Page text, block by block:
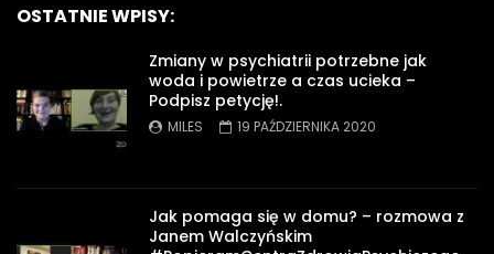
OSTATNIE WPISY:
Zmiany w psychiatrii potrzebne jak
woda i powietrze a czas ucieka –
Podpisz petycję!.
MILES 19 PAŹDZIERNIKA 2020
Jak pomaga się w domu? – rozmowa z
Janem Walczyńskim